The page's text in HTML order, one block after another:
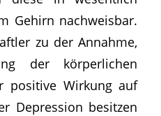
Gehirn nachweisbar.
zu der Annahme,
der körperlichen
positive Wirkung auf
Depression besitzen